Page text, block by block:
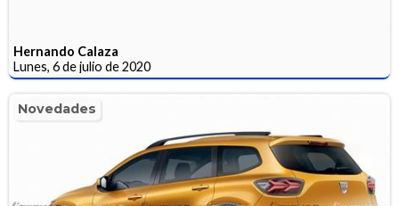
Hernando Calaza
Lunes, 6 de julio de 2020
Novedades